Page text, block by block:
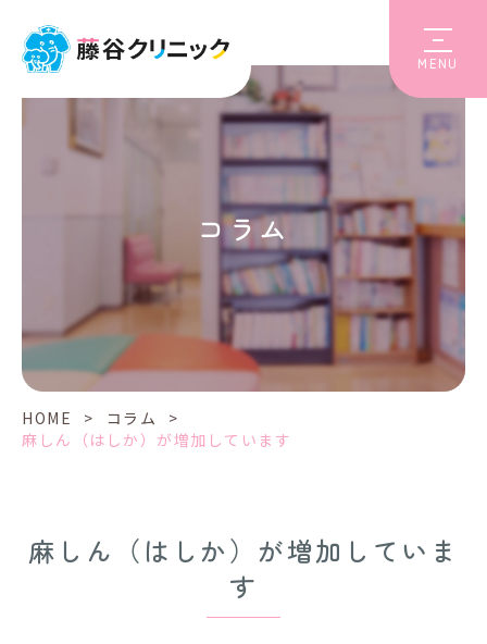
MENU
コラム
HOME > コラム
>
麻しん（はしか）が増加しています
麻しん（はしか）が増加していま
す